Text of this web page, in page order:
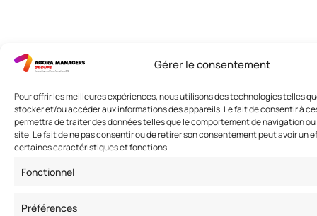
Gérer le consentement
Pour offrir les meilleures expériences, nous utilisons des technologies telles
stocker et/ou accéder aux informations des appareils. Le fait de consentir à
permettra de traiter des données telles que le comportement de navigation ou
site. Le fait de ne pas consentir ou de retirer son consentement peut avoir un
certaines caractéristiques et fonctions.
Fonctionnel
Préférences